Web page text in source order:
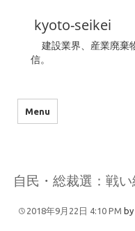
kyoto-seikei
建設業界、産業廃棄
信。
Menu
自民・総裁選：戦
2018年9月22日 4:10 PM by